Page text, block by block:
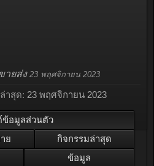
ายส่ง23 พฤศจิกายน 2023
าสุด: 23 พฤศจิกายน 2023
ข้อมูลส่วนตัว
ย
กิจกรรมล่าสุด
ข้อมูล